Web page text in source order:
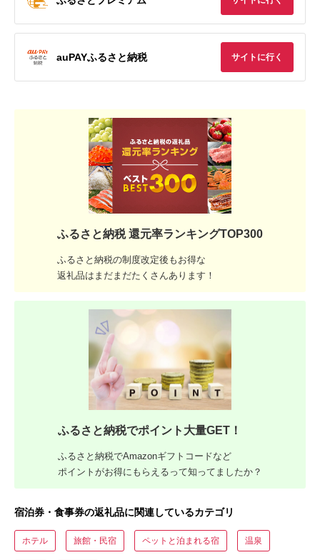
auPAYふるさと納税 サイトに行く
ふるさと納税 還元率ランキングTOP300
ふるさと納税の制度改定後もお得な
返礼品はまだまだたくさんあります！
ふるさと納税でポイント大量GET！
ふるさと納税でAmazonギフトコードなど
ポイントがお得にもらえるって知ってましたか？
宿泊券・食事券の返礼品に関連しているカテゴリ
ホテル 旅館・民宿 ペットと泊まれる宿 温泉